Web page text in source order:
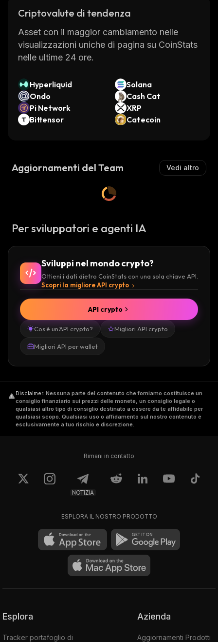
Criptovalute di tendenza
Asset con il maggior cambiamento nelle
visualizzazioni uniche di pagina su CoinStats
nelle ultime 24 ore.
Hyperliquid
Solana
Ondo
Cash Cat
Pi Network
XRP
Bittensor
Catecoin
Aggiornamenti del Team Vedi altro
Per sviluppatori e agenti IA
Sviluppi nel mondo crypto?
Ottieni i dati dietro CoinStats con una sola chiave API.
Scopri la migliore API crypto
Cos'è un'API crypto? Migliori API crypto
Migliori API per wallet
API crypto
Disclaimer. Nessuna parte del contenuto che forniamo costituisce un
consiglio finanziario sui prezzi delle monete, un consiglio legale o
qualsiasi altro tipo di consiglio destinato a essere da te affidabile per
qualsiasi scopo. Qualsiasi uso o affidamento sul nostro contenuto è
esclusivamente a tuo rischio e discrezione.
Rimani in contatto
NOTIZIA
ESPLORA IL NOSTRO PRODOTTO
Esplora
Tracker portafoglio di
Azienda
Aggiornamenti Prodotti